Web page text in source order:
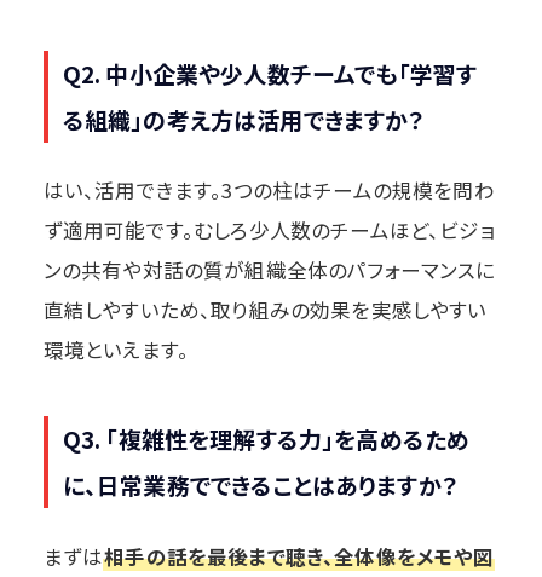
Q2. 中小企業や少人数チームでも「学習す
る組織」の考え方は活用できますか？
はい、活用できます。3つの柱はチームの規模を問わ
ず適用可能です。むしろ少人数のチームほど、ビジョ
ンの共有や対話の質が組織全体のパフォーマンスに
直結しやすいため、取り組みの効果を実感しやすい
環境といえます。
Q3. 「複雑性を理解する力」を高めるため
に、日常業務でできることはありますか？
まずは相手の話を最後まで聴き、全体像をメモや図